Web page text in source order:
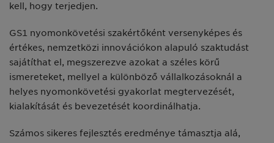
kell, hogy terjedjen.
GS1 nyomonkövetési szakértőként versenyképes és
értékes, nemzetközi innovációkon alapuló szaktudást
sajátíthat el, megszerezve azokat a széles körű
ismereteket, mellyel a különböző vállalkozásoknál a
helyes nyomonkövetési gyakorlat megtervezését,
kialakítását és bevezetését koordinálhatja.
Számos sikeres fejlesztés eredménye támasztja alá,